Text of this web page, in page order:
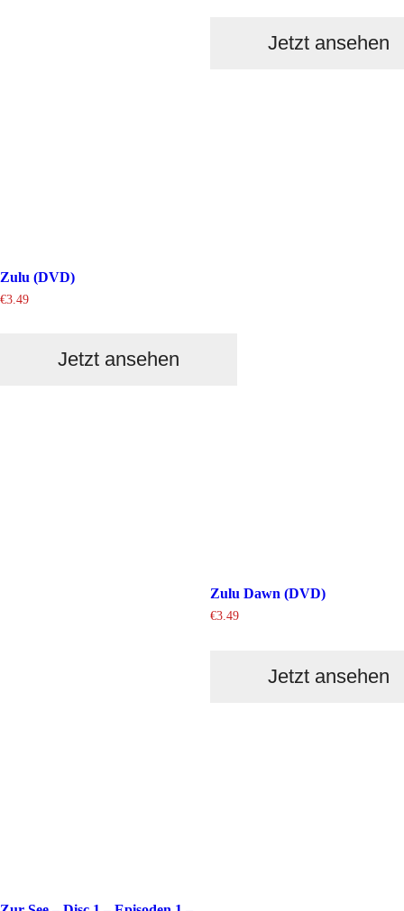
Jetzt ansehen
Zulu (DVD)
€3.49
Jetzt ansehen
Zulu Dawn (DVD)
€3.49
Jetzt ansehen